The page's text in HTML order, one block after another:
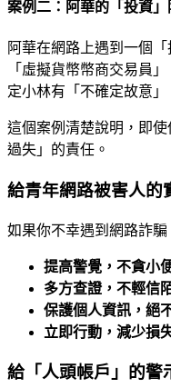
案例二：阿華的「投資
阿華在網路上遇到一個
「虛擬貨幣幣商交易員
定小林有「不確定故意
這個案例清楚說明，即
過失」的責任。
給青年網路被害人的
如果你不幸遇到網路詐
提高警覺，不貪小
多方查證，不輕信
保護個人資訊，絕
立即行動，減少損
給「人頭帳戶」的警